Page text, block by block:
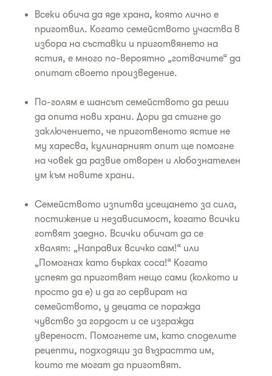
Всеки обича да яде храна, която лично е
приготвил. Когато семейството участва в
избора на съставки и приготвянето на
ястия, е много по-вероятно „готвачите“ да
опитат своето произведение.
По-голям е шансът семейството да реши
да опита нови храни. Дори да стигне до
заключението, че приготвеното ястие не
му харесва, кулинарният опит ще помогне
на човек да развие отворен и любознателен
ум към новите храни.
Семейството изпитва усещането за сила,
постижение и независимост, когато всички
готвят заедно. Всички обичат да се
хвалят: „Направих всичко сам!“ или
„Помогнах като бърках соса!“ Когато
успеят да приготвят нещо сами (колкото и
просто да е) и да го сервират на
семейството, у децата се поражда
чувство за гордост и се изгражда
увереност. Помогнете им, като споделите
рецепти, подходящи за възрастта им,
които те могат да приготвят.